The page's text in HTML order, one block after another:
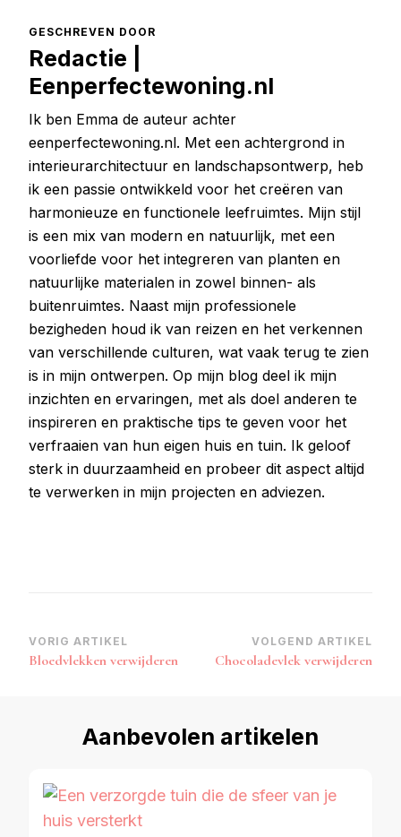
GESCHREVEN DOOR
Redactie |
Eenperfectewoning.nl
Ik ben Emma de auteur achter
eenperfectewoning.nl. Met een achtergrond in
interieurarchitectuur en landschapsontwerp, heb
ik een passie ontwikkeld voor het creëren van
harmonieuze en functionele leefruimtes. Mijn stijl
is een mix van modern en natuurlijk, met een
voorliefde voor het integreren van planten en
natuurlijke materialen in zowel binnen- als
buitenruimtes. Naast mijn professionele
bezigheden houd ik van reizen en het verkennen
van verschillende culturen, wat vaak terug te zien
is in mijn ontwerpen. Op mijn blog deel ik mijn
inzichten en ervaringen, met als doel anderen te
inspireren en praktische tips te geven voor het
verfraaien van hun eigen huis en tuin. Ik geloof
sterk in duurzaamheid en probeer dit aspect altijd
te verwerken in mijn projecten en adviezen.
Bericht
navigatie
VORIG ARTIKEL
Bloedvlekken verwijderen
VOLGEND ARTIKEL
Chocoladevlek verwijderen
Aanbevolen artikelen